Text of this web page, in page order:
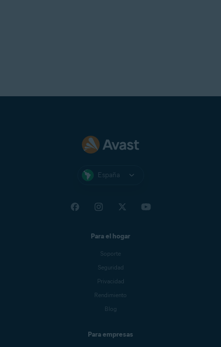
España
Para el hogar
Soporte
Seguridad
Privacidad
Rendimiento
Blog
Para empresas